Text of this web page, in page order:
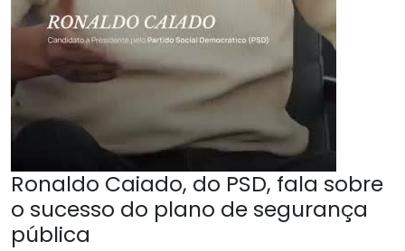
Ronaldo Caiado, do PSD, fala sobre
o sucesso do plano de segurança
pública